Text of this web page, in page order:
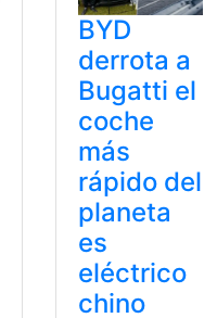
BYD
derrota a
Bugatti el
coche
más
rápido del
planeta
es
eléctrico
chino